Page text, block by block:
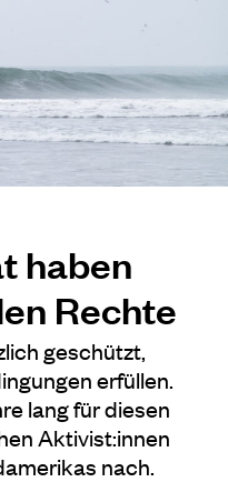
haben
Rechte
geschützt,
erfüllen.
lang für diesen
Aktivist:innen
nach.